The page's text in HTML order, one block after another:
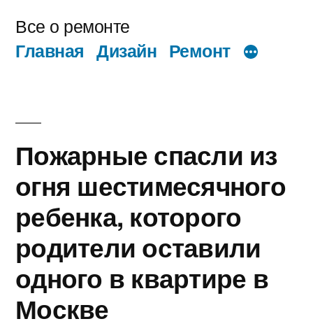
содержимому
Все о ремонте
Главная Дизайн Ремонт
Пожарные спасли из
огня шестимесячного
ребенка, которого
родители оставили
одного в квартире в
Москве